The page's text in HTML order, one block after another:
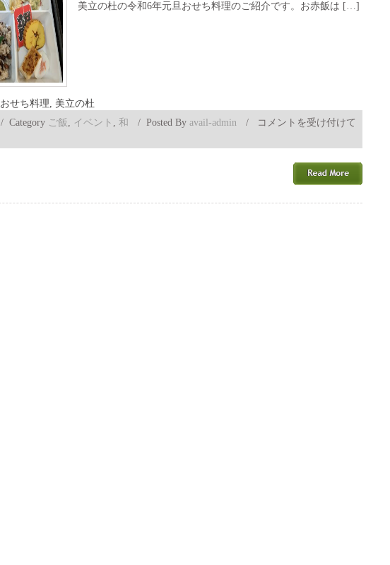
美立の杜の令和6年元旦おせち料理のご紹介です。お赤飯は […]
おせち料理, 美立の杜
/ Category ご飯 , イベント , 和 / Posted By avail-admin
/
コメントを受け付けて